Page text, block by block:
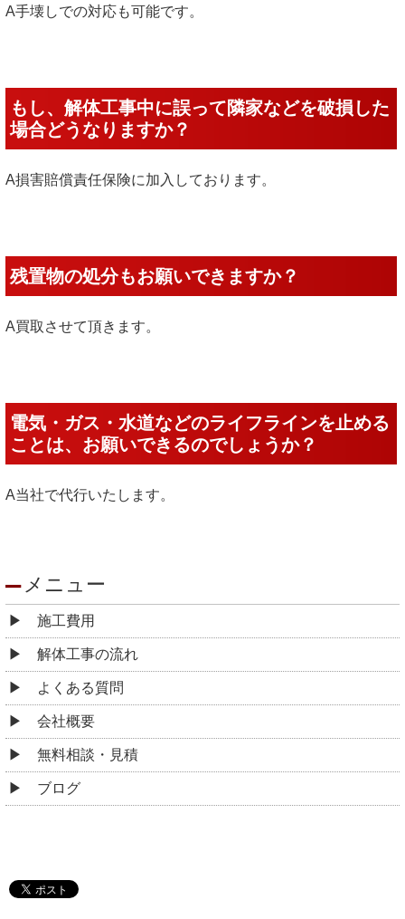
A手壊しでの対応も可能です。
もし、解体工事中に誤って隣家などを破損した
場合どうなりますか？
A損害賠償責任保険に加入しております。
残置物の処分もお願いできますか？
A買取させて頂きます。
電気・ガス・水道などのライフラインを止める
ことは、お願いできるのでしょうか？
A当社で代行いたします。
メニュー
施工費用
解体工事の流れ
よくある質問
会社概要
無料相談・見積
ブログ